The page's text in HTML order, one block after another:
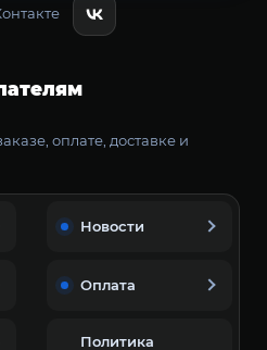
оплате, доставке и
Новости
Оплата
Политика